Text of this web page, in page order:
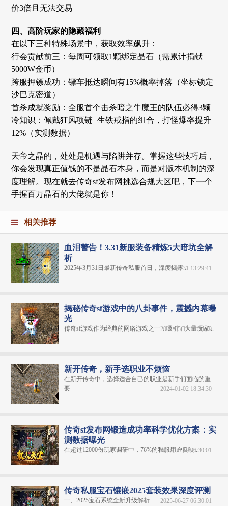
价3倍且无法交易
四、高阶玩家的隐藏福利
在以下三种特殊场景中，获取效率飙升：
行会贡献前三：每周可领取1颗绑定晶石（需累计捐献
5000W金币）
跨服押镖成功：镖车抵达瞬间有15%概率掉落（坐标锁定
沙巴克密道）
首杀成就奖励：全服首个击杀暗之牛魔王的队伍必得3颗
冷知识：佩戴狂风项链+生铁戒指的组合，打怪爆率提升
12%（实测数据）
天帝之晶的，处处是机遇与陷阱并存。掌握这些技巧后，
你会发现真正值钱的不是晶石本身，而是对版本机制的深
度理解。现在就去传奇sf发布网挑选合规大区吧，下一个
手握百万晶石的大佬就是你！
相关推荐
血泪警告！3.31新服装备精炼5大暗坑全解
析
2025年3月31日最新传奇私服首日，深度揭露...
2025-03-31 13:29:41
揭秘传奇sf游戏中的八卦事件，震撼内幕曝
光
传奇sf游戏作为经典的网络游戏之一，吸引了大量玩家...
2024-05-12 10:34:19
新开传奇，新手选职业不烦恼
在新开传奇中，选择适合自己的职业是新手们面临的重
要...
2024-01-02 18:34:30
传奇sf发布网锻造成功率科学优化方案：实
测数据曝光
在超过12000份玩家调研中，76%的私服用户反映...
2025-06-19 06:30:01
传奇私服宝石镶嵌2025套装效果深度评测
一、2025宝石系统全新升级解析 2025-06-27 06:30:01